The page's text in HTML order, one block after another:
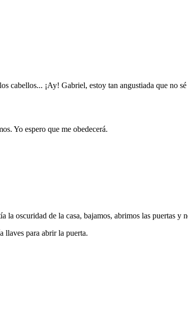
¡Ay! Gabriel, estoy tan angustiada que no sé
Yo espero que me obedecerá.
oscuridad de la casa, bajamos, abrimos las puertas y
para abrir la puerta.